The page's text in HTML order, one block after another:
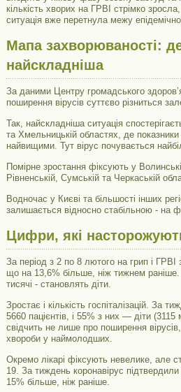
кількість хворих на ГРВІ стрімко
ситуація вже перетнула межу
Мапа захворюваності:
найскладніша
За даними Центру громадського
поширення вірусів суттєво різниться
Так, найскладніша ситуація
та Хмельницькій областях, де
найвищими. Тут вірус почувається
Помірне зростання фіксують у
Рівненській, Сумській та Черкаській
Водночас у Києві та більшості інших
залишається відносно стабільною - на
Цифри, які
За період з 2 по 8 лютого на грип і ГРВІ
що на 13,6% більше, ніж тижнем
тисячі - становлять діти.
Зростає і кількість госпіталізацій. За
5660 пацієнтів, і 55% з них — діти (3115
свідчить не лише про поширення
хвороби у наймолодших.
Окремо лікарі фіксують невелике, але
19. За тиждень коронавірус
15% більше, ніж раніше.